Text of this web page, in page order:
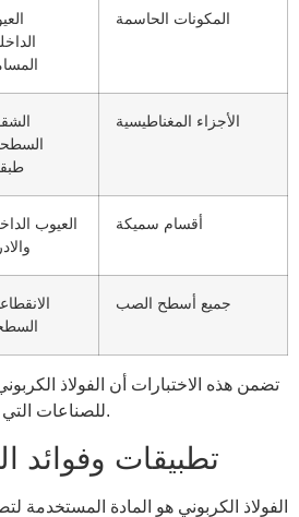
المكونات الحاسمة
الأجزاء المغناطيسية
العيوب
أقسام سميكة
جميع أسطح الصب
تضمن هذه الاختبارات أن الفولاذ
للصناعات التي تعتمد على صب الاستثمار.
تطبيقات وفوائد
الفولاذ الكربوني هو المادة المستخدمة